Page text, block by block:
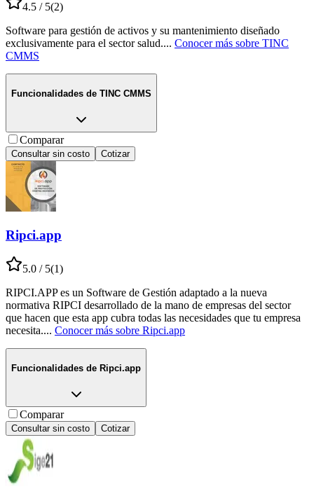
4.5 / 5(2)
Software para gestión de activos y su mantenimiento diseñado
exclusivamente para el sector salud.... Conocer más sobre TINC
CMMS
Funcionalidades de TINC CMMS
Comparar
Consultar sin costo Cotizar
Ripci.app
5.0 / 5(1)
RIPCI.APP es un Software de Gestión adaptado a la nueva
normativa RIPCI desarrollado de la mano de empresas del sector
que hacen que esta app cubra todas las necesidades que tu empresa
necesita.... Conocer más sobre Ripci.app
Funcionalidades de Ripci.app
Comparar
Consultar sin costo Cotizar